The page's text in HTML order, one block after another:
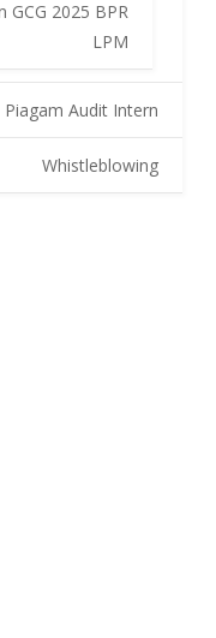
GCG 2025 BPR
LPM
Piagam Audit Intern
Whistleblowing